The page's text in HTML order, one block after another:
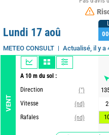
Lundi 17 aoû
METEO CONSULT Actualisé, il y a
VENT
A 10 m du sol :
Direction
(°)
Vitesse
(nd)
Rafales
(nd)
2